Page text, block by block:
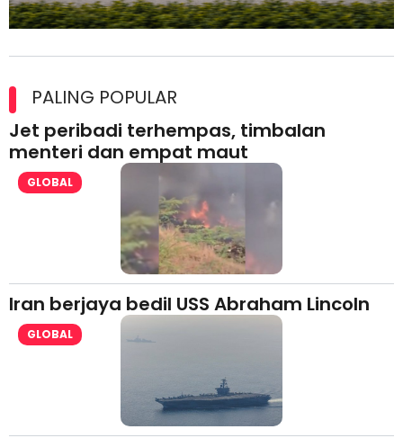
lesen separuh pertama 2026
PALING POPULAR
Jet peribadi terhempas, timbalan
menteri dan empat maut
GLOBAL
Iran berjaya bedil USS Abraham Lincoln
GLOBAL